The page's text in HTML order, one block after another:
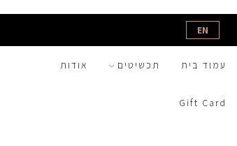
EN
עמוד בית תכשיטים אודות
Gift Card